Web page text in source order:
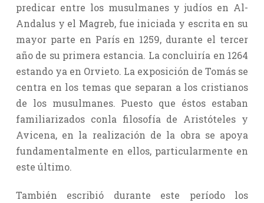
predicar entre los musulmanes y judíos en Al-
Andalus y el Magreb, fue iniciada y escrita en su
mayor parte en París en 1259, durante el tercer
año de su primera estancia. La concluiría en 1264
estando ya en Orvieto. La exposición de Tomás se
centra en los temas que separan a los cristianos
de los musulmanes. Puesto que éstos estaban
familiarizados conla filosofía de Aristóteles y
Avicena, en la realización de la obra se apoya
fundamentalmente en ellos, particularmente en
este último.
También escribió durante este período los